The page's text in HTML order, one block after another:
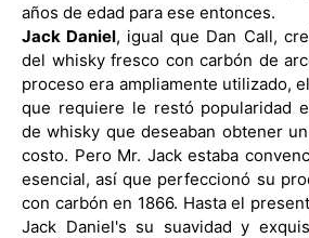
años de edad para ese entonces.
Jack Daniel, igual que Dan Call,
del whisky fresco con carbón de
proceso era ampliamente utilizado,
que requiere le restó popularidad
de whisky que deseaban obtener
costo. Pero Mr. Jack estaba
esencial, así que perfeccionó su
con carbón en 1866. Hasta el
Jack Daniel's su suavidad y